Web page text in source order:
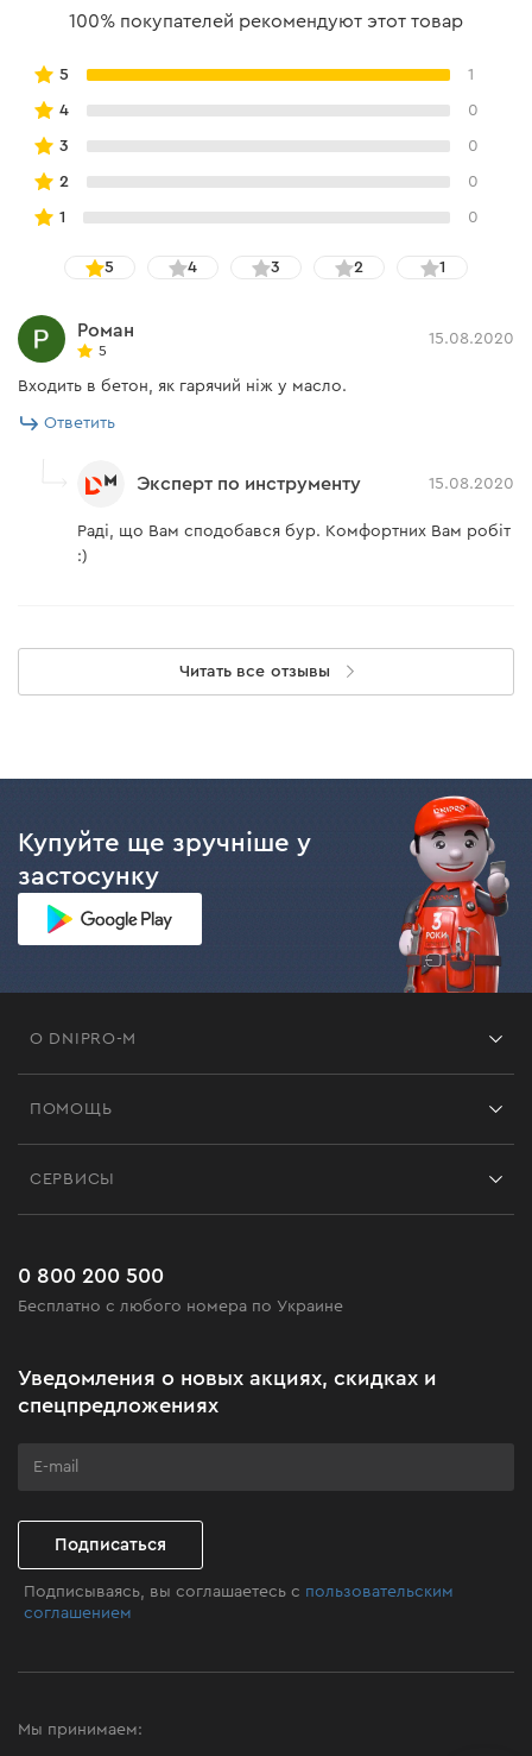
МАТЕРИАЛ
Бур для перфоратора изготовлен из высокопрочной
стали, что обеспечивает длительный ресурс.
Приобретая бур Dnipro-M S4L для перфоратора, Вы
получаете качественный, продуктивный расходный
материал по доступной цене.
100% покупателей рекомендуют этот товар
5 1
4 0
3 0
2 0
1 0
5 4 3 2 1
Роман
5
15.08.2020
Входить в бетон, як гарячий ніж у масло.
Ответить
Эксперт по инструменту 15.08.2020
Раді, що Вам сподобався бур. Комфортних Вам робіт
:)
Читать все отзывы
Купуйте ще зручніше у
застосунку
О DNIPRO-M
Черная пятница
Клуб мастерства
ПОМОЩЬ
Часто задаваемые вопросы
СЕРВИСЫ
0 800 200 500
Бесплатно с любого номера по Украине
Уведомления о новых акциях, скидках и
спецпредложениях
Подписаться
Подписываясь, вы соглашаетесь с пользовательским
соглашением
Мы принимаем: